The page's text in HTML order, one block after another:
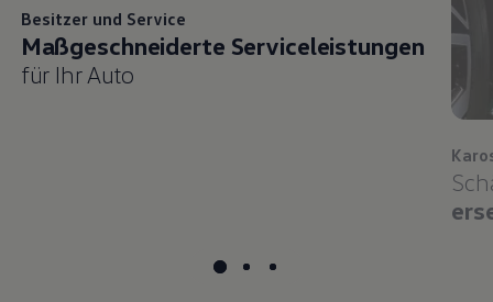
Besitzer und Service
Maßgeschneiderte Serviceleistungen
für Ihr Auto